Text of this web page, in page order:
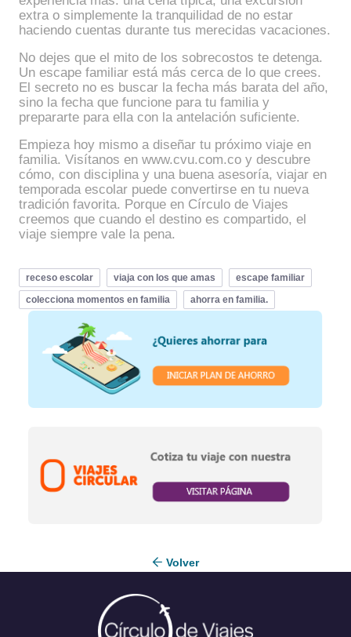
extra o simplemente la tranquilidad de no estar
haciendo cuentas durante tus merecidas vacaciones.
No dejes que el mito de los sobrecostos te detenga.
Un escape familiar está más cerca de lo que crees.
El secreto no es buscar la fecha más barata del año,
sino la fecha que funcione para tu familia y
prepararte para ella con la antelación suficiente.
Empieza hoy mismo a diseñar tu próximo viaje en
familia. Visítanos en www.cvu.com.co y descubre
cómo, con disciplina y una buena asesoría, viajar en
temporada escolar puede convertirse en tu nueva
tradición favorita. Porque en Círculo de Viajes
creemos que cuando el destino es compartido, el
viaje siempre vale la pena.
receso escolar viaja con los que amas
escape familiar
colecciona momentos en familia
ahorra en familia.
Volver